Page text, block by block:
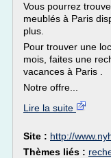
Vous pourrez
meublés à Paris
plus.
Pour trouver une
mois, faites une
vacances à Paris .
Notre offre...
Lire la suite
Site : http://
Thèmes liés :